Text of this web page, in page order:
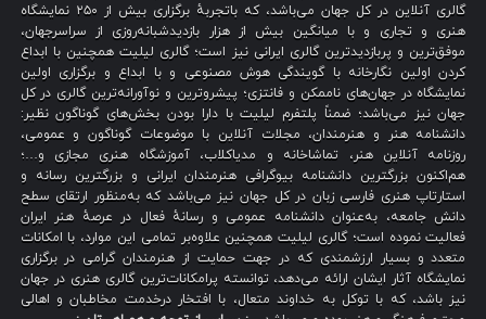
گالری آنلاین در کل جهان می‌باشد، که باتجربهٔ برگزاری بیش از ۲۵۰ نمایشگاه
هنری و تجاری و با میانگین بیش از هزار بازدیدشبانه‌روزی از سراسرجهان،
موفق‌ترین و پربازدیدترین گالری ایرانی نیز است؛ گالری لیلیت همچنین با ابداع
کردن اولین نگارخانه با گویندگی هوش مصنوعی و با ابداع و برگزاری اولین
نمایشگاه در جهان‌های ناممکن و فانتزی؛ پیشروترین و نوآورانه‌ترین گالری در کل
جهان نیز می‌باشد؛ ضمناً پلتفرم لیلیت با دارا بودن بخش‌های گوناگون نظیر:
دانشنامه هنر و هنرمندان، مجلات آنلاین با موضوعات گوناگون و عمومی،
روزنامه آنلاین هنر، تماشاخانه و مدیاکلاب، آموزشگاه هنری مجازی و…؛
هم‌اکنون بزرگترین دانشنامه بیوگرافی هنرمندان ایرانی و بزرگترین رسانه و
استارتاپ هنری فارسی زبان در کل جهان نیز می‌باشد که به‌منظور ارتقای سطح
دانش جامعه، به‌عنوان دانشنامه عمومی و رسانهٔ فعال در عرصهٔ هنر ایران
فعالیت نموده است؛ گالری لیلیت همچنین علاوه‌بر تمامی این موارد، با امکانات
متعدد و بسیار ارزشمندی که در جهت حمایت از هنرمندان گرامی در برگزاری
نمایشگاه آثار ایشان ارائه می‌دهد، توانسته پرامکانات‌ترین گالری هنری در جهان
نیز باشد، که با توکل به خداوند متعال، با افتخار درخدمت مخاطبان و اهالی